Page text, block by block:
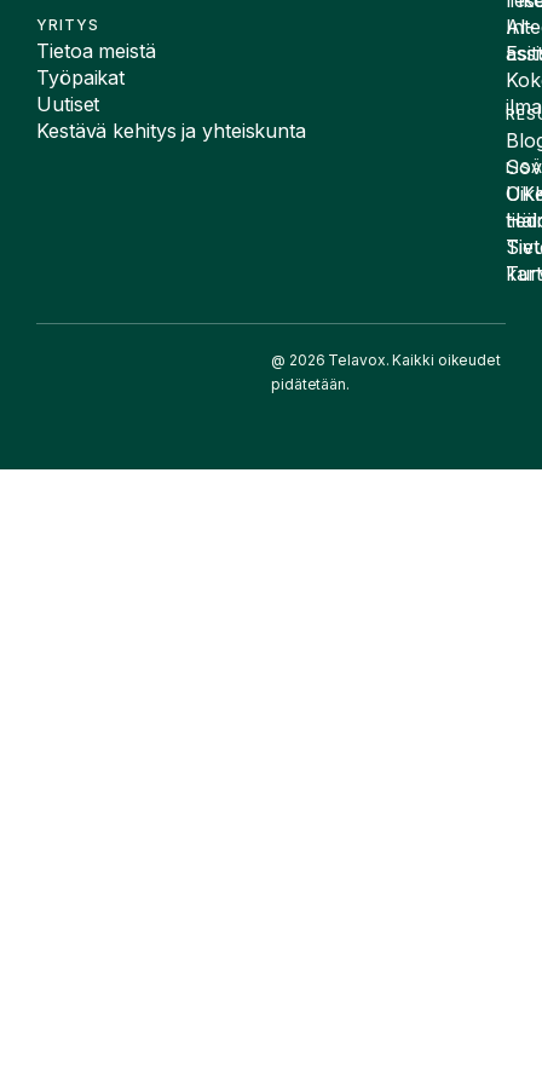
YRITYS
Tietoa meistä
Työpaikat
Uutiset
Kestävä kehitys ja yhteiskunta
AI-
@ 2026 Telavox. Kaikki oikeudet
pidätetään.